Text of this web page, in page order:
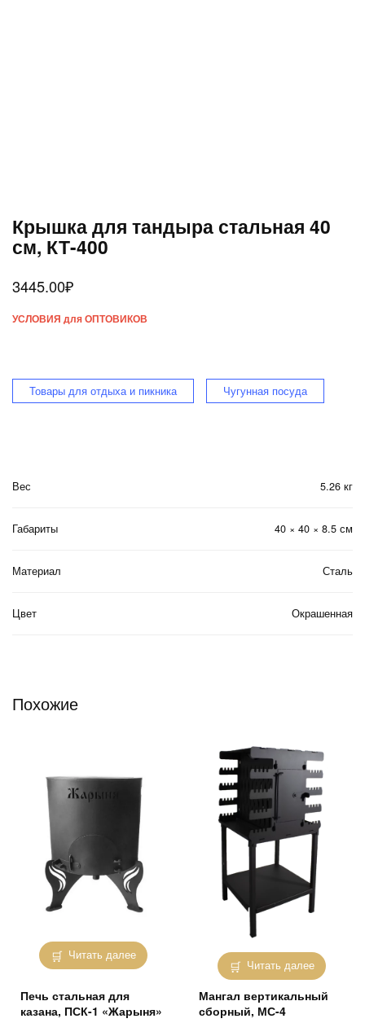
Крышка для тандыра стальная 40
см, КТ-400
3445.00₽
УСЛОВИЯ для ОПТОВИКОВ
Товары для отдыха и пикника Чугунная посуда
Вес 5.26 кг
Габариты 40 × 40 × 8.5 см
Материал Сталь
Цвет Окрашенная
Похожие
Читать далее
Печь стальная для
казана, ПСК-1 «Жарыня»
Читать далее
Мангал вертикальный
сборный, МС-4